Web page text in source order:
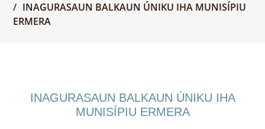
INAGURASAUN BALKAUN ÚNIKU IHA MUNISÍPIU
ERMERA
INAGURASAUN BALKAUN ÚNIKU IHA
MUNISÍPIU ERMERA